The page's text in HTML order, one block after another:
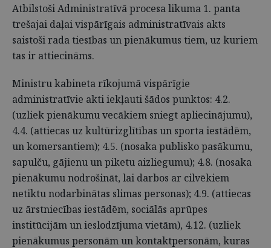
Atbilstoši Administratīvā procesa likuma 1. panta
trešajai daļai vispārīgais administratīvais akts
saistoši rada tiesības un pienākumus tiem, uz kuriem
tas ir attiecināms.
Ministru kabineta rīkojumā vispārīgie
administratīvie akti iekļauti šādos punktos: 4.2.
(uzliek pienākumu vecākiem sniegt apliecinājumu),
4.4. (attiecas uz kultūrizglītības un sporta iestādēm,
un komersantiem); 4.5. (nosaka publisko pasākumu,
sapulču, gājienu un piketu aizliegumu); 4.8. (nosaka
pienākumu nodrošināt, lai darbos ar cilvēkiem
netiktu nodarbinātas slimas personas); 4.9. (attiecas
uz ārstniecības iestādēm, sociālās aprūpes
institūcijām un ieslodzījuma vietām), 4.12. (uzliek
pienākumus personām un kontaktpersonām, kuras